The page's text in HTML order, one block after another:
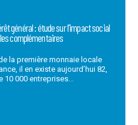
général : étude sur l’impact social
complémentaires
la première monnaie locale
il en existe aujourd’hui 82,
000 entreprises...